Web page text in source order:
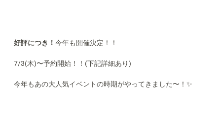
好評につき！ 今年も開催決定！！
7/3(木)〜予約開始！！(下記詳細あり)
今年もあの大人気イベントの時期がやってきました〜！✨